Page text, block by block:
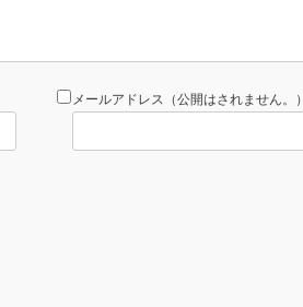
メールアドレス（公開はされません。）